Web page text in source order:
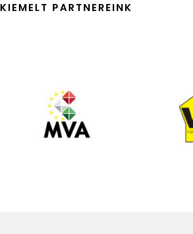
KIEMELT PARTNEREINK